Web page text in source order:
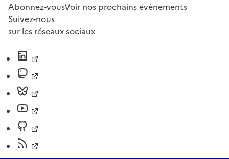
Abonnez-vousVoir nos prochains évènements
Suivez-nous
sur les réseaux sociaux